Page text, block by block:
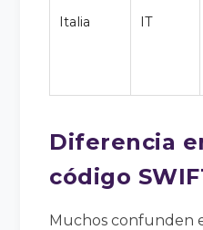
Italia IT
Diferencia
código
Muchos confunden